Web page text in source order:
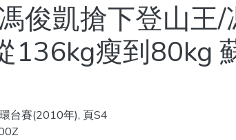
俊凱搶下登山王
136kg瘦到80kg
台賽(2010年), 頁S4